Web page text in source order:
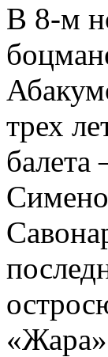
В 8-м
трех